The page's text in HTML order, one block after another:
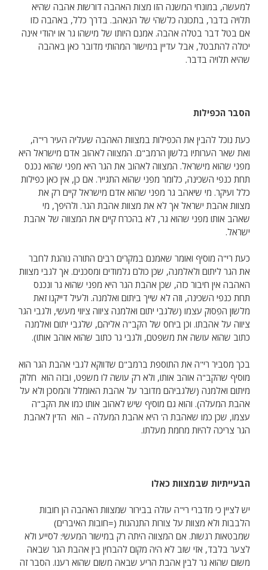
למעשה, במונחי המשנה הזו מצות האהבה דורשות אהבה שהיא
תלויה בדבר, בתכונה כלשהי של הנאהב. בדרך כלל, באהבה כזו
אם בטל דבר בטלה אהבה. אמנם היותו של מישהו גר או יהודי אינה
יכולה להתבטל, אבל עדיין במישור המהותי מדובר כאן באהבה
שהיא תלויה בדבר.
הסבר הכפילות
כעת נוכל להבין את הכפילות במצוות האהבה שעליה העיר רי"ה,
ואת שאר הערותיו בלשון הרמב"ם. המצווה לאהוב אדם מישראל היא
מפני שהוא מישראל. המצווה לאהוב את הגר היא מפני שהוא נכנס
תחת כנפי השכינה, כלומר מפני שהוא התגייר. אם כן, אין כאן כפילות
כלל ועיקר. מי שיאהב גר מפני שהוא אדם מישראל קיים רק את
מצוות אהבת ישראל אך לא את מצוות אהבת הגר. ולהיפך, מי
שאהב אותו מפני שהוא גר, לא בהכרח קיים את המצווה של אהבת
ישראל.
כעת רי"ה מוסיף ואומר שאמנם במקרים רבים התורה נוהגת לחבר
את הגר ליתום ולאלמנה, שכן כולם גלמודים ומסכנים. אך לגבי מצוות
האהבה אין חיבור כזה, שכן אהבת הגר היא מפני שהוא גר ונכנס
תחת כנפי השכינה, וזה לא שייך ביתום ואלמנה. ולעיל דייקנו זאת
מלשון הפסוק עצמו (שלגבי יתום ואלמנה ציווה ציווי מעשי, ולגבי הגר
ציווה על אהבתו. וכן ביחס של הקב"ה אליהם, שלגבי יתום ואלמנה
כתוב שהוא עושה את משפטם, ולגבי גר כתוב שהוא אוהב אותו).
בכך מסביר רי"ה את התוספת ברמב"ם שדווקא לגבי אהבת הגר הוא
מוסיף שהקב"ה אוהב אותו, ולא רק עושה לו משפט, ובזה הוא חלוק
מיתום ואלמנה (שלגביהם מדובר על אהבת האומלל והמסכן ולא על
אהבת המעלה). והוא גם מוסיף שיש לאהוב אותו כמו את הקב"ה
עצמו, שכן כמו שאהבת ה' היא אהבת המעלה – הוא הדין לאהבת
הגר צריכה להיות מחמת מעלתו.
הבעייתיות שבמצוות כאלו
יש לציין כי מדברי רי"ה עולה בבירור שמצוות האהבה הן חובות
הלבבות ולא מצוות על צורות התנהגות (=חובות האיברים)
שמבטאות רגשות. אם המצווה היתה רק במישור המעשי: לסייע ולא
לצער בלבד, אזי שוב לא היה מקום להבחין בין אהבת הגר שבאה
משום שהוא גר לבין אהבת הריע שבאה משום שהוא רענו. הסבר זה